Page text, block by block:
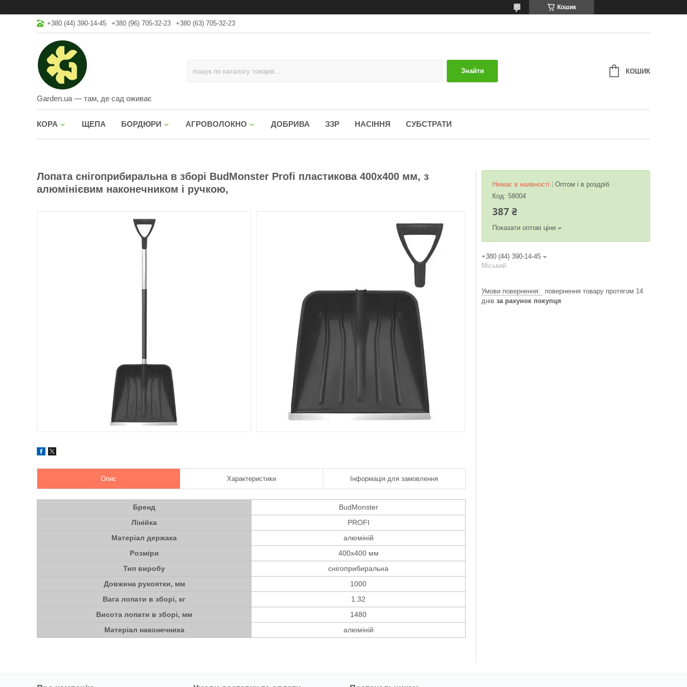
Кошик
+380 (44) 390-14-45 +380 (96) 705-32-23 +380 (63) 705-32-23
Garden.ua — там, де сад оживає
Знайти КОШИК
КОРА ЩЕПА БОРДЮРИ АГРОВОЛОКНО ДОБРИВА ЗЗР НАСІННЯ СУБСТРАТИ
Лопата снігоприбиральна в зборі BudMonster Profi пластикова 400х400 мм, з
алюмінієвим наконечником і ручкою,
Опис Характеристики Інформація для замовлення
Бренд
BudMonster
Лінійка
PROFI
Матеріал держака
алюміній
Розміри
400x400 мм
Тип виробу
снігоприбиральна
Довжина рукоятки, мм
1000
Вага лопати в зборі, кг
1.32
Висота лопати в зборі, мм
1480
Матеріал наконечника
алюміній
Немає в наявності
Оптом і в роздріб
Код: 58004
387 ₴
Показати оптові ціни
+380 (44) 390-14-45
Міський
повернення товару протягом 14
днів за рахунок покупця